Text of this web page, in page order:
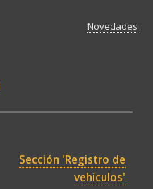
Novedades
Sección 'Registro de
vehículos'